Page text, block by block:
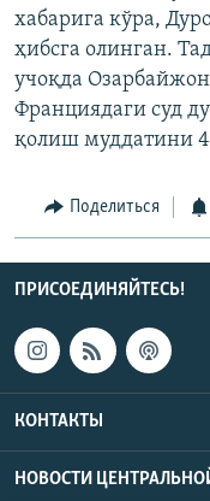
хабарига кўра,
ҳибсга олинган.
учоқда
Франциядаги суд
қолиш муддатини
Поделиться
ПРИСОЕДИНЯЙТЕСЬ!
КОНТАКТЫ
НОВОСТИ